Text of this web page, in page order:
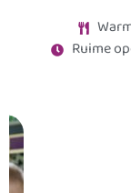
Ruime